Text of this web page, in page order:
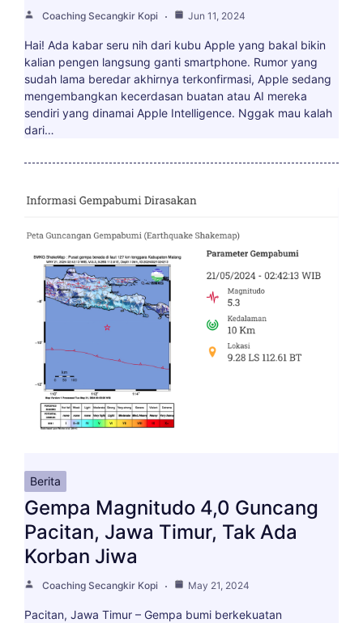
Coaching Secangkir Kopi Jun 11, 2024
Hai! Ada kabar seru nih dari kubu Apple yang bakal bikin
kalian pengen langsung ganti smartphone. Rumor yang
sudah lama beredar akhirnya terkonfirmasi, Apple sedang
mengembangkan kecerdasan buatan atau AI mereka
sendiri yang dinamai Apple Intelligence. Nggak mau kalah
dari…
Berita
Gempa Magnitudo 4,0 Guncang
Pacitan, Jawa Timur, Tak Ada
Korban Jiwa
Coaching Secangkir Kopi May 21, 2024
Pacitan, Jawa Timur – Gempa bumi berkekuatan